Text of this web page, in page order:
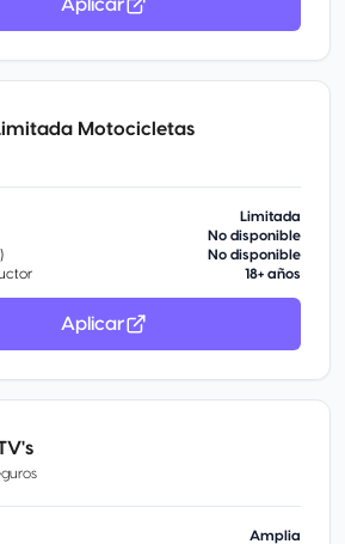
Aplicar
Motocicletas
Limitada
No disponible
No disponible
18+ años
Aplicar
Amplia